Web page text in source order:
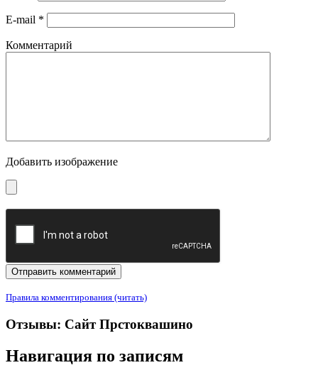
E-mail *
Комментарий
Добавить изображение
Правила комментирования (читать)
Отзывы: Сайт Прстоквашино
Навигация по записям